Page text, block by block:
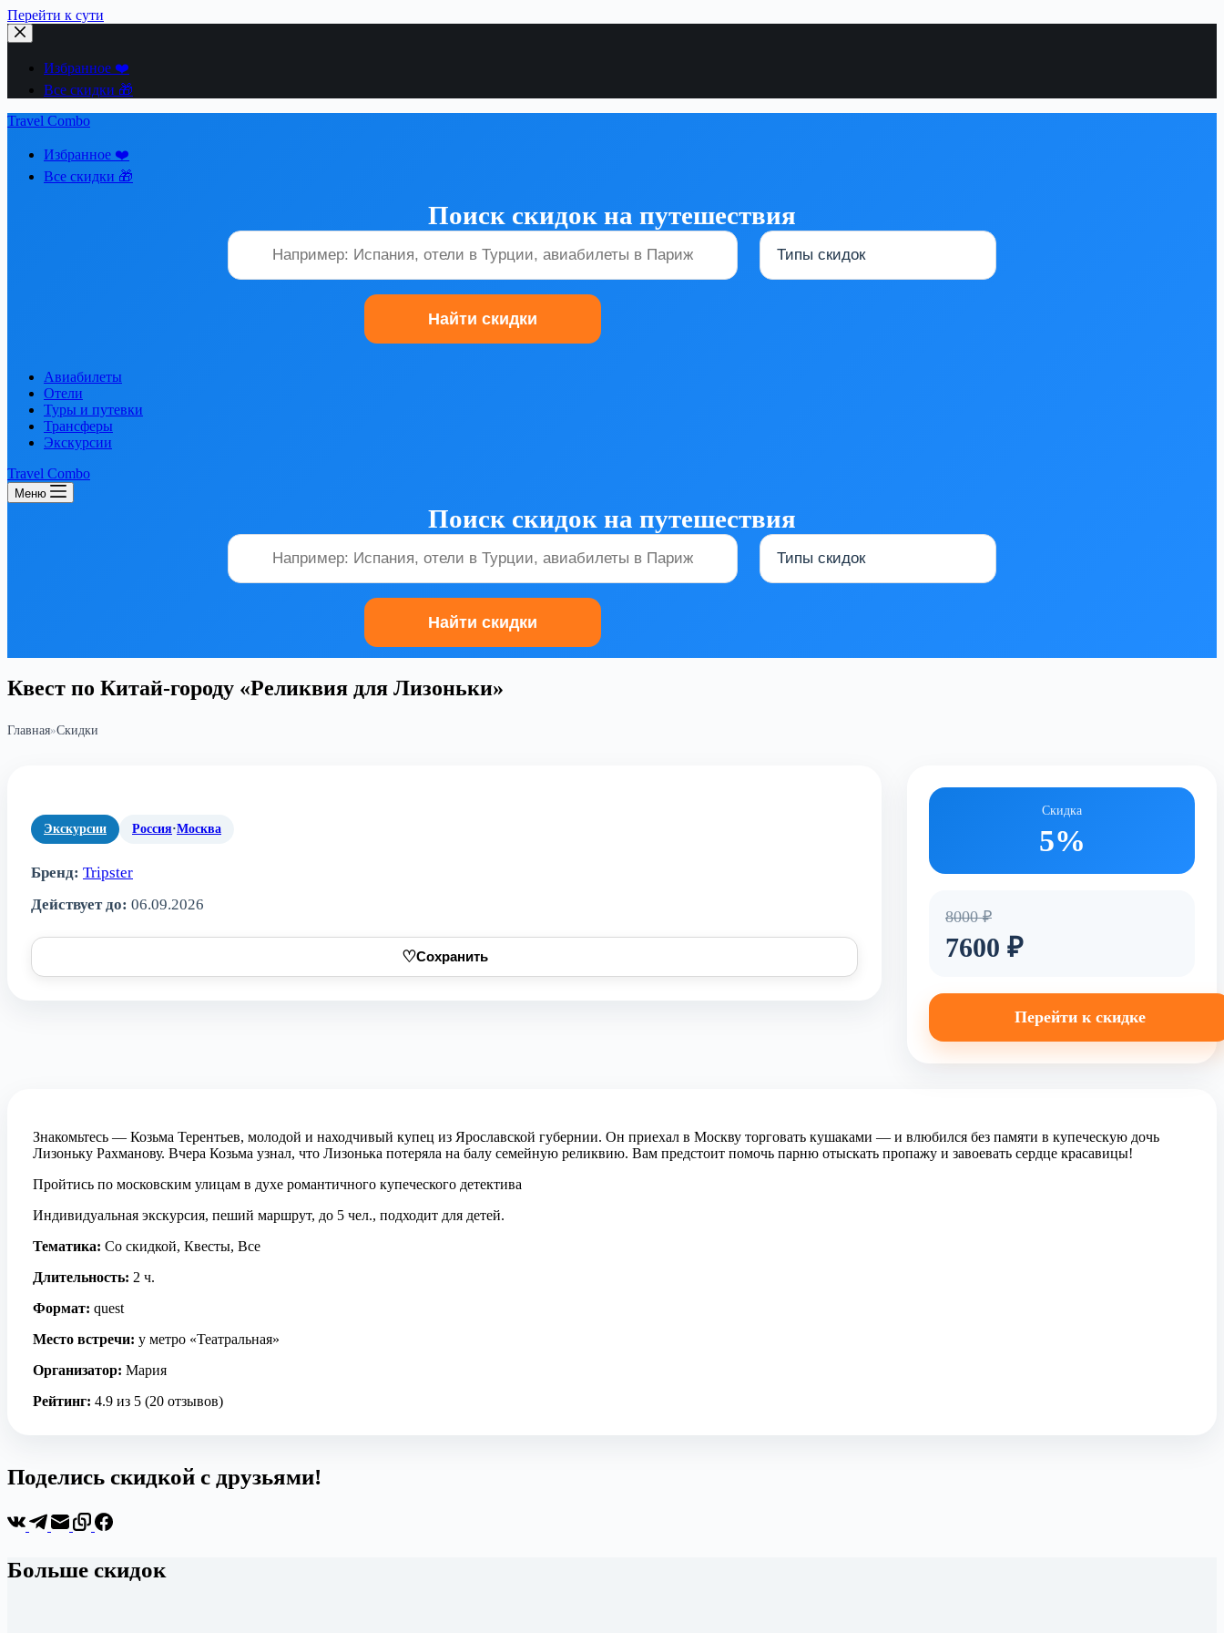
Перейти к сути
Избранное ❤️
Все скидки 🎁
Travel Combo
Избранное ❤️
Все скидки 🎁
Поиск скидок на путешествия
Авиабилеты
Отели
Туры и путевки
Трансферы
Экскурсии
Travel Combo
Меню
Поиск скидок на путешествия
Квест по Китай-городу «Реликвия для Лизоньки»
Главная»Скидки
Экскурсии Россия·Москва
Бренд: Tripster
Действует до: 06.09.2026
♡Сохранить
Скидка
5%
8000 ₽
7600 ₽
Перейти к скидке
Знакомьтесь — Козьма Терентьев, молодой и находчивый купец из Ярославской губернии. Он приехал в Москву торговать кушаками — и влюбился без памяти в купеческую дочь
Лизоньку Рахманову. Вчера Козьма узнал, что Лизонька потеряла на балу семейную реликвию. Вам предстоит помочь парню отыскать пропажу и завоевать сердце красавицы!
Пройтись по московским улицам в духе романтичного купеческого детектива
Индивидуальная экскурсия, пеший маршрут, до 5 чел., подходит для детей.
Тематика: Со скидкой, Квесты, Все
Длительность: 2 ч.
Формат: quest
Место встречи: у метро «Театральная»
Организатор: Мария
Рейтинг: 4.9 из 5 (20 отзывов)
Поделись скидкой с друзьями!
Больше скидок